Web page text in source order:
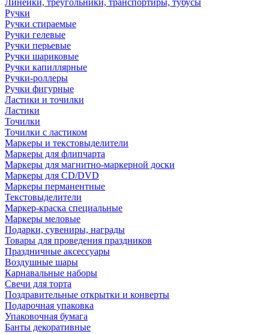
Линейки, треугольники, транспортиры, тубусы
Ручки
Ручки стираемые
Ручки гелевые
Ручки перьевые
Ручки шариковые
Ручки капиллярные
Ручки-роллеры
Ручки фигурные
Ластики и точилки
Ластики
Точилки
Точилки с ластиком
Маркеры и текстовыделители
Маркеры для флипчарта
Маркеры для магнитно-маркерной доски
Маркеры для CD/DVD
Маркеры перманентные
Текстовыделители
Маркер-краска специальные
Маркеры меловые
Подарки, сувениры, награды
Товары для проведения праздников
Праздничные аксессуары
Воздушные шары
Карнавальные наборы
Свечи для торта
Поздравительные открытки и конверты
Подарочная упаковка
Упаковочная бумага
Банты декоративные